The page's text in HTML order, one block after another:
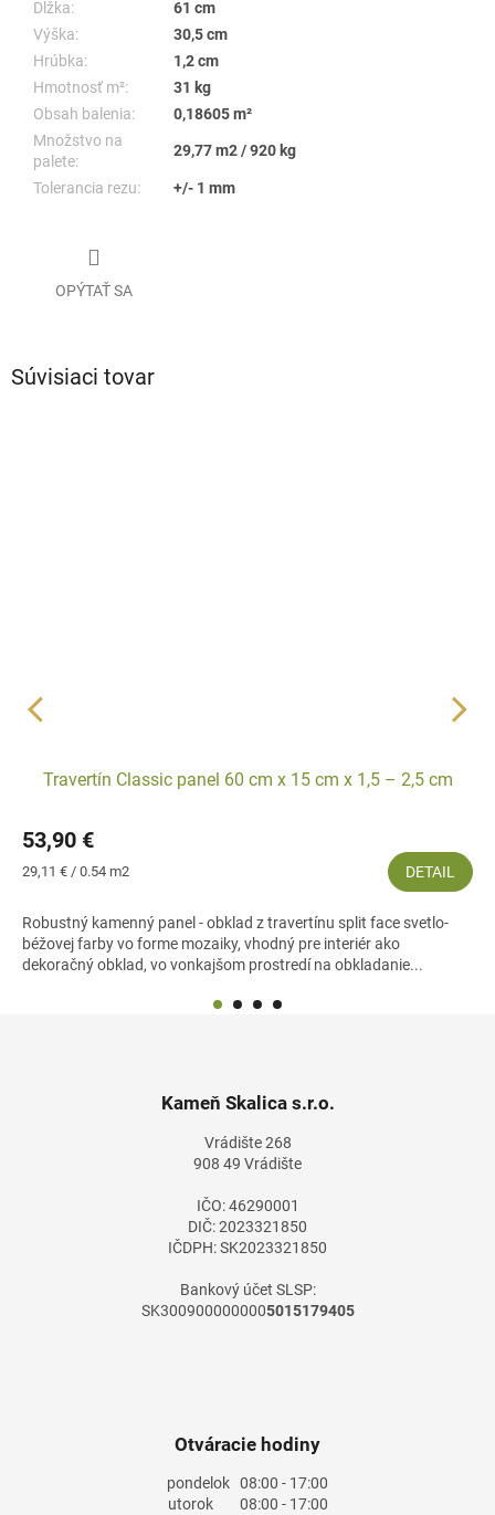
Dĺžka:
61 cm
Výška:
30,5 cm
Hrúbka:
1,2 cm
Hmotnosť m²:
31 kg
Obsah balenia:
0,18605 m²
Množstvo na
palete:
29,77 m2/ 920 kg
Tolerancia rezu: +/- 1 mm
OPÝTAŤ SA
Súvisiaci tovar
Travertín Classic panel 60 cm x 15 cm x 1,5 – 2,5 cm
53,90 €
Jednotková
29,11 € / 0.54 m2 DETAIL
Robustný kamenný panel - obklad z travertínu split face svetlo-
béžovej farby vo forme mozaiky, vhodný pre interiér ako
dekoračný obklad, vo vonkajšom prostredí na obkladanie...
Kameň Skalica s.r.o.
Vrádište 268
908 49 Vrádište
IČO: 46290001
DIČ: 2023321850
IČDPH: SK2023321850
Bankový účet SLSP:
SK3009000000005015179405
Otváracie hodiny
pondelok 08:00 - 17:00
utorok08:00 - 17:00